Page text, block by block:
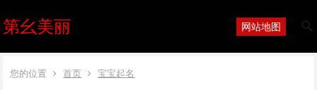
第幺美丽 网站地图
您的位置 首页 宝宝起名